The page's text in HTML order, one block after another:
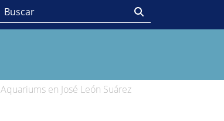
Aquariums en José León Suárez